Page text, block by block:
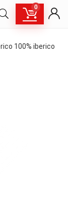
0
100% iberico